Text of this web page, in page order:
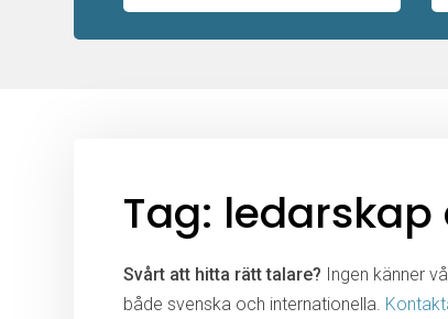
Tag:
Svårt att hitta rätt talare? Ingen känner
både svenska och internationella.